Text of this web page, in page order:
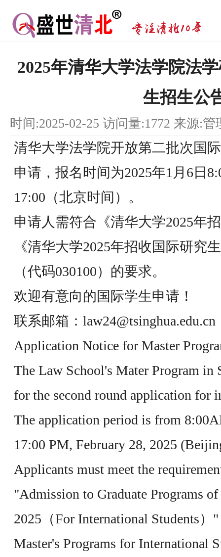
2025年清华大学法学院法
生招生公
时间:2025-02-25 访问量:1772 来源:管
清华大学法学院开放第二批次国
申请，报名时间为2025年1月6日
17:00（北京时间）。
申请人需符合《清华大学2025年
《清华大学2025年招收国际研究
（代码030100）的要求。
欢迎有意向的国际学生申请！
联系邮箱：law24@tsinghua.edu.cn
Application Notice for Master
The Law School's Mater Program in
for the second round application for
The application period is from
17:00 PM, February 28, 2025
Applicants must meet the
"Admission to Graduate Programs
2025（For International Students）
Master's Programs for International